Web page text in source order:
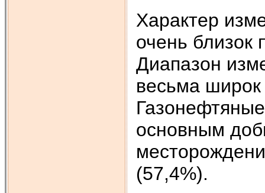
Характер
очень
Диапазон
весьма широк
основным
(57,4%).